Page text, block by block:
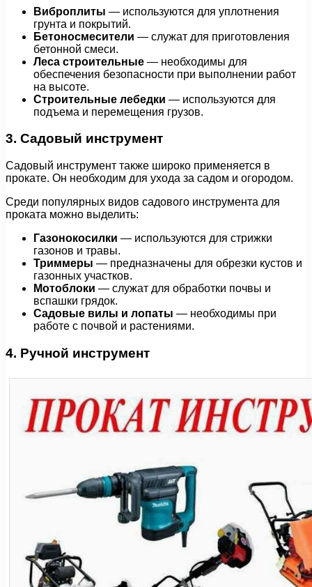
Виброплиты — используются для уплотнения
грунта и покрытий.
Бетоносмесители — служат для приготовления
бетонной смеси.
Леса строительные — необходимы для
обеспечения безопасности при выполнении работ
на высоте.
Строительные лебедки — используются для
подъема и перемещения грузов.
3. Садовый инструмент
Садовый инструмент также широко применяется в
прокате. Он необходим для ухода за садом и огородом.
Среди популярных видов садового инструмента для
проката можно выделить:
Газонокосилки — используются для стрижки
газонов и травы.
Триммеры — предназначены для обрезки кустов и
газонных участков.
Мотоблоки — служат для обработки почвы и
вспашки грядок.
Садовые вилы и лопаты — необходимы при
работе с почвой и растениями.
4. Ручной инструмент